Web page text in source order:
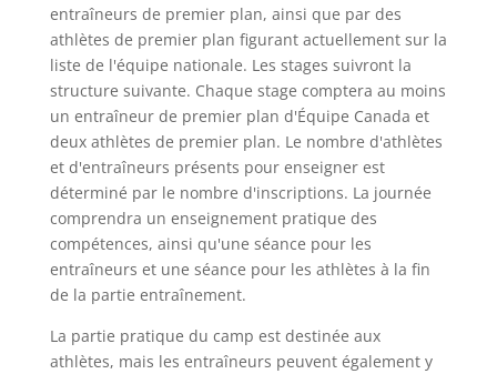
entraîneurs de premier plan, ainsi que par des
athlètes de premier plan figurant actuellement sur la
liste de l'équipe nationale. Les stages suivront la
structure suivante. Chaque stage comptera au moins
un entraîneur de premier plan d'Équipe Canada et
deux athlètes de premier plan. Le nombre d'athlètes
et d'entraîneurs présents pour enseigner est
déterminé par le nombre d'inscriptions. La journée
comprendra un enseignement pratique des
compétences, ainsi qu'une séance pour les
entraîneurs et une séance pour les athlètes à la fin
de la partie entraînement.
La partie pratique du camp est destinée aux
athlètes, mais les entraîneurs peuvent également y